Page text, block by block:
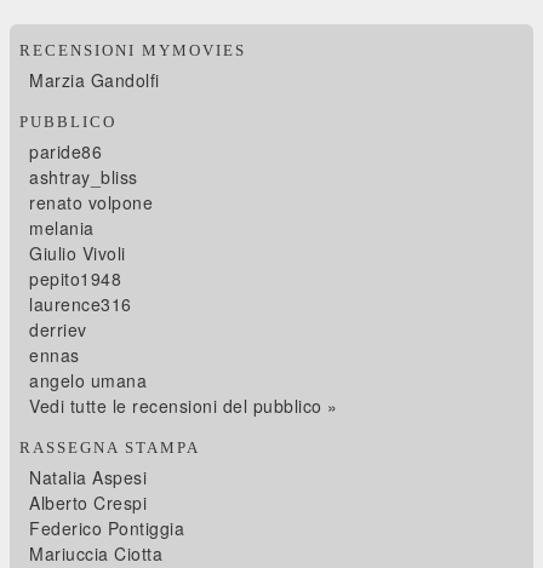
RECENSIONI MYMOVIES
Marzia Gandolfi
PUBBLICO
paride86
ashtray_bliss
renato volpone
melania
Giulio Vivoli
pepito1948
laurence316
derriev
ennas
angelo umana
Vedi tutte le recensioni del pubblico »
RASSEGNA STAMPA
Natalia Aspesi
Alberto Crespi
Federico Pontiggia
Mariuccia Ciotta